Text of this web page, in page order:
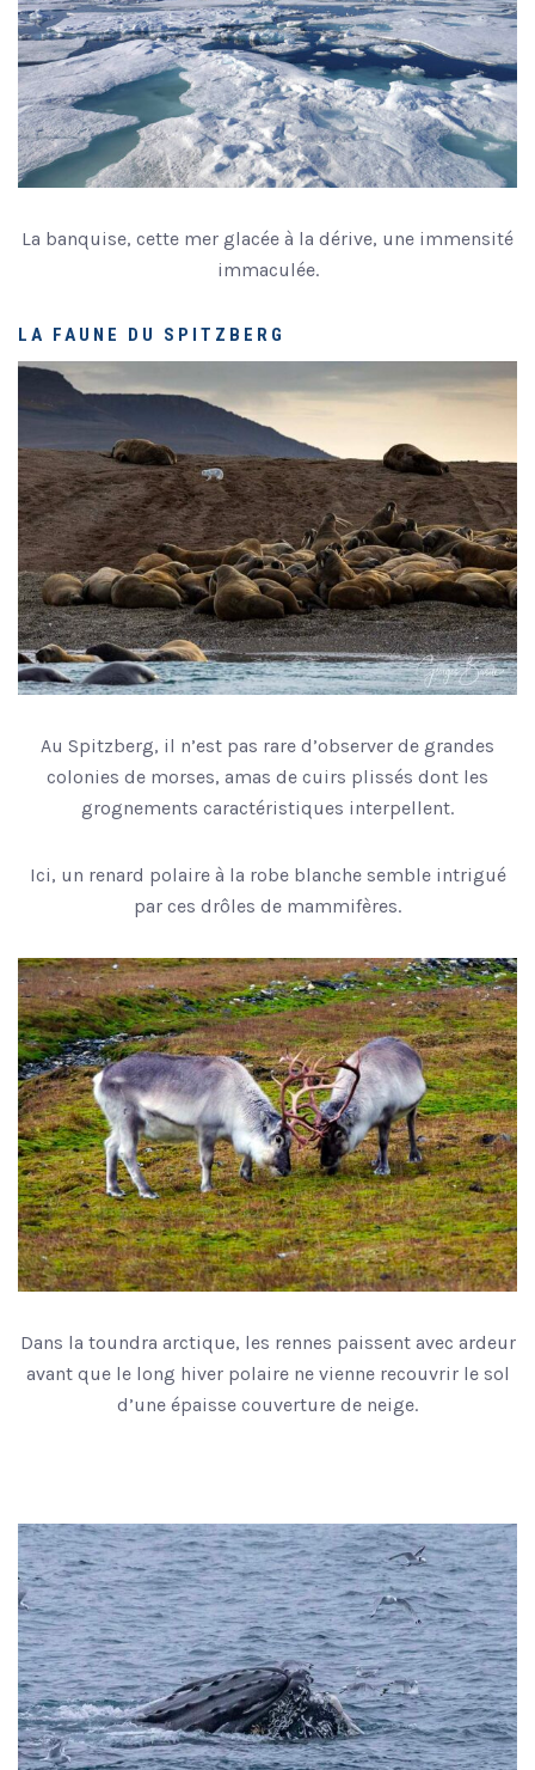
La banquise, cette mer glacée à la dérive, une immensité
immaculée.
LA FAUNE DU SPITZBERG
Au Spitzberg, il n’est pas rare d’observer de grandes
colonies de morses, amas de cuirs plissés dont les
grognements caractéristiques interpellent.
Ici, un renard polaire à la robe blanche semble intrigué
par ces drôles de mammifères.
Dans la toundra arctique, les rennes paissent avec ardeur
avant que le long hiver polaire ne vienne recouvrir le sol
d’une épaisse couverture de neige.